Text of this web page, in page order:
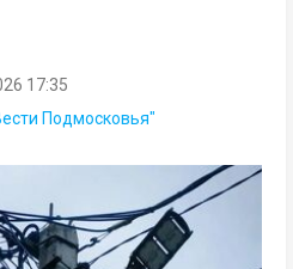
17:35
Подмосковья"